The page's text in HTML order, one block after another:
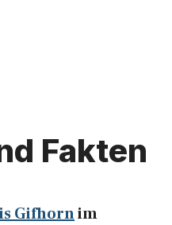
Fakten
Gifhornim